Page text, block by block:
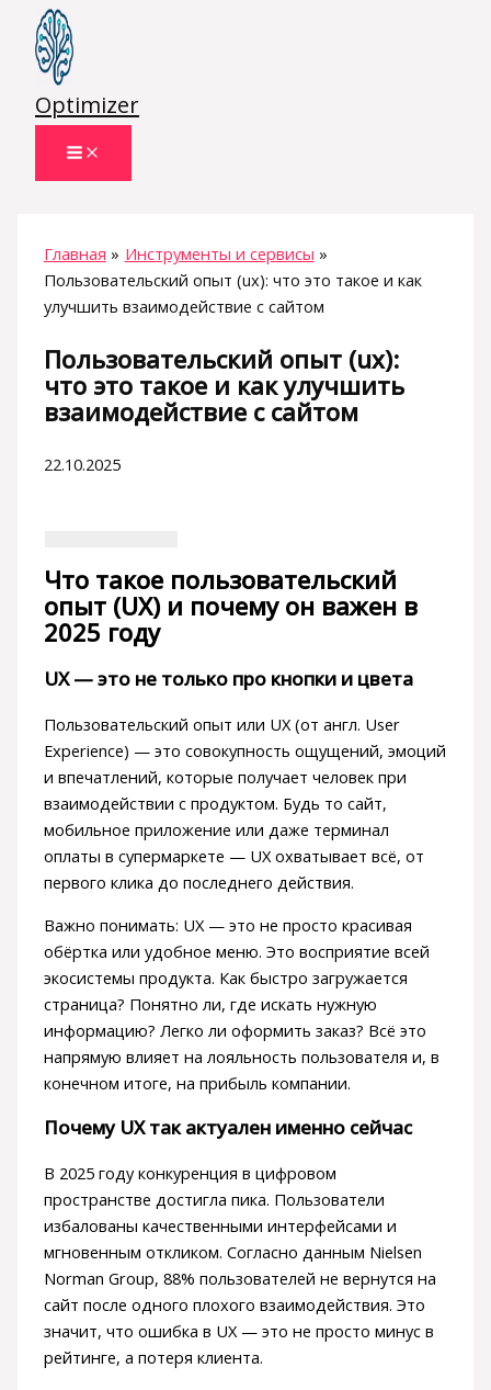
Перейти
содержимому
Optimizer
Главная
Инструменты и сервисы
Пользовательский опыт (ux): что это такое и как
улучшить взаимодействие с сайтом
Пользовательский опыт (ux):
что это такое и как улучшить
взаимодействие с сайтом
22.10.2025
Что такое пользовательский
опыт (UX) и почему он важен в
2025 году
UX — это не только про кнопки и цвета
Пользовательский опыт или UX (от англ. User
Experience) — это совокупность ощущений, эмоций
и впечатлений, которые получает человек при
взаимодействии с продуктом. Будь то сайт,
мобильное приложение или даже терминал
оплаты в супермаркете — UX охватывает всё, от
первого клика до последнего действия.
Важно понимать: UX — это не просто красивая
обёртка или удобное меню. Это восприятие всей
экосистемы продукта. Как быстро загружается
страница? Понятно ли, где искать нужную
информацию? Легко ли оформить заказ? Всё это
напрямую влияет на лояльность пользователя и, в
конечном итоге, на прибыль компании.
Почему UX так актуален именно сейчас
В 2025 году конкуренция в цифровом
пространстве достигла пика. Пользователи
избалованы качественными интерфейсами и
мгновенным откликом. Согласно данным Nielsen
Norman Group, 88% пользователей не вернутся на
сайт после одного плохого взаимодействия. Это
значит, что ошибка в UX — это не просто минус в
рейтинге, а потеря клиента.